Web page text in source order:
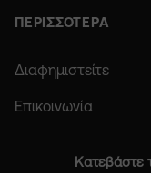
ΠΕΡΙΣΣΟΤΕΡΑ
Διαφημιστείτε
Επικοινωνία
Κατεβάστε